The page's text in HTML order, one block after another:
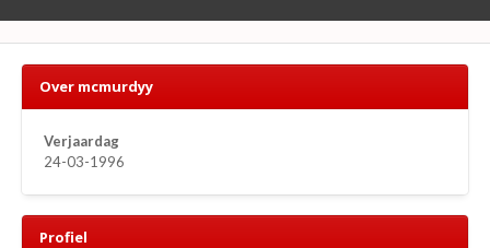
Over mcmurdyy
Verjaardag
24-03-1996
Profiel